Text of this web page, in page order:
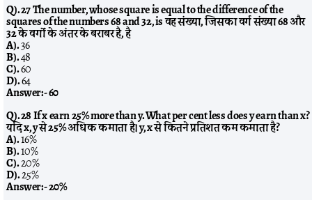
Q). 27 The number, whose square is equal to the difference of the
squares of the numbers 68 and 32, is वह संख्या, जिसका वर्ग संख्या 68 और
32 के वर्गों के अंतर के बराबर है, है
A).36
B).48
C).60
D).64
Answer:-60
Q). 28 If x earn 25% more than y. What per cent less does y earn than x?
यदि x, y से 25% अधिक कमाता है। y, x से कितने प्रतिशत कम कमाता है?
A).16%
B).10%
C).20%
D).25%
Answer:-20%